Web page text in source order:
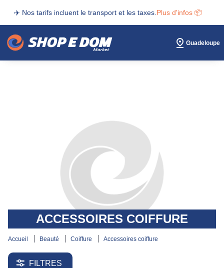
✈️ Nos tarifs incluent le transport et les taxes. Plus d'infos 📦
Guadeloupe
ACCESSOIRES COIFFURE
accueil beauté coiffure accessoires coiffure
FILTRES